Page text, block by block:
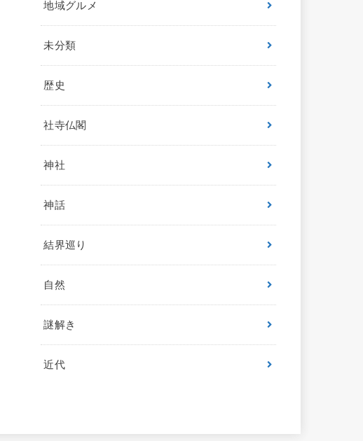
地域グルメ
未分類
歴史
社寺仏閣
神社
神話
結界巡り
自然
謎解き
近代